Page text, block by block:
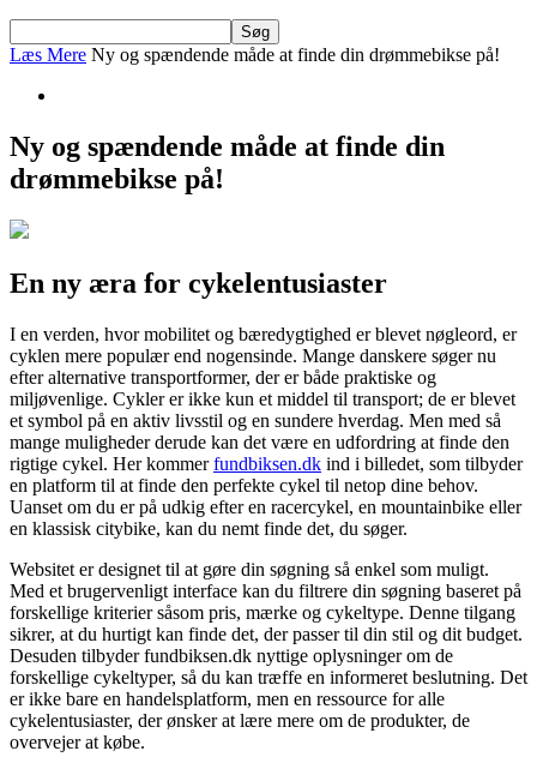
Læs Mere Ny og spændende måde at finde din drømmebikse på!
Ny og spændende måde at finde din
drømmebikse på!
En ny æra for cykelentusiaster
I en verden, hvor mobilitet og bæredygtighed er blevet nøgleord, er
cyklen mere populær end nogensinde. Mange danskere søger nu
efter alternative transportformer, der er både praktiske og
miljøvenlige. Cykler er ikke kun et middel til transport; de er blevet
et symbol på en aktiv livsstil og en sundere hverdag. Men med så
mange muligheder derude kan det være en udfordring at finde den
rigtige cykel. Her kommerfundbiksen.dk ind i billedet, som tilbyder
en platform til at finde den perfekte cykel til netop dine behov.
Uanset om du er på udkig efter en racercykel, en mountainbike eller
en klassisk citybike, kan du nemt finde det, du søger.
Websitet er designet til at gøre din søgning så enkel som muligt.
Med et brugervenligt interface kan du filtrere din søgning baseret på
forskellige kriterier såsom pris, mærke og cykeltype. Denne tilgang
sikrer, at du hurtigt kan finde det, der passer til din stil og dit budget.
Desuden tilbyder fundbiksen.dk nyttige oplysninger om de
forskellige cykeltyper, så du kan træffe en informeret beslutning. Det
er ikke bare en handelsplatform, men en ressource for alle
cykelentusiaster, der ønsker at lære mere om de produkter, de
overvejer at købe.